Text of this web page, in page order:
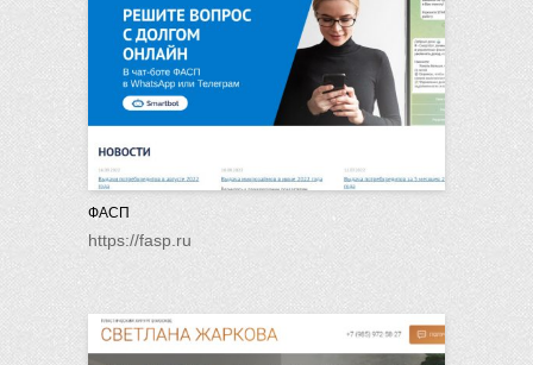
ФАСП
https://fasp.ru